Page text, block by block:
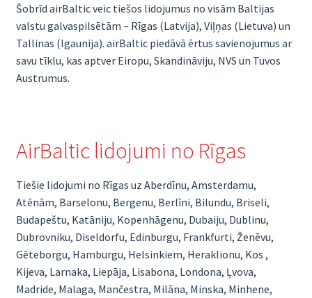
Šobrīd airBaltic veic tiešos lidojumus no visām Baltijas
valstu galvaspilsētām – Rīgas (Latvija), Viļņas (Lietuva) un
Tallinas (Igaunija). airBaltic piedāvā ērtus savienojumus ar
savu tīklu, kas aptver Eiropu, Skandināviju, NVS un Tuvos
Austrumus.
AirBaltic lidojumi no Rīgas
Tiešie lidojumi no Rīgas uz Aberdīnu, Amsterdamu,
Atēnām, Barselonu, Bergenu, Berlīni, Bilundu, Briseli,
Budapeštu, Katāniju, Kopenhāgenu, Dubaiju, Dublinu,
Dubrovniku, Diseldorfu, Edinburgu, Frankfurti, Ženēvu,
Gēteborgu, Hamburgu, Helsinkiem, Heraklionu, Kos ,
Kijeva, Larnaka, Liepāja, Lisabona, Londona, Ļvova,
Madride, Malaga, Mančestra, Milāna, Minska, Minhene,